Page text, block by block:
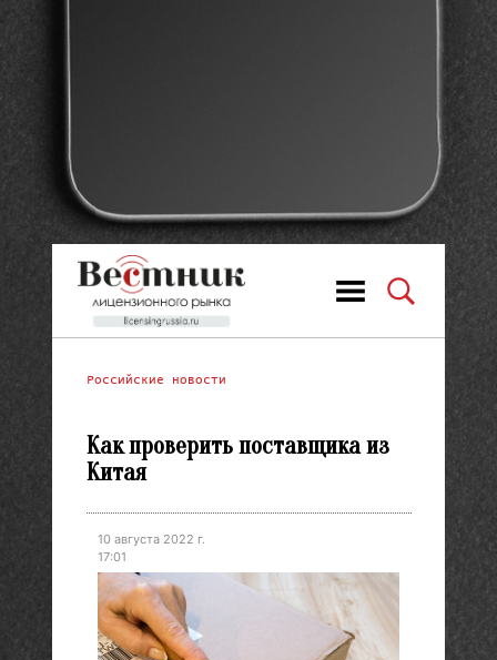
Российские новости
Как проверить поставщика из
Китая
10 августа 2022 г.
17:01